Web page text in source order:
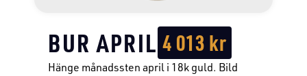
BUR APRIL 4 013kr
Hänge månadssten april i 18k guld. Bild